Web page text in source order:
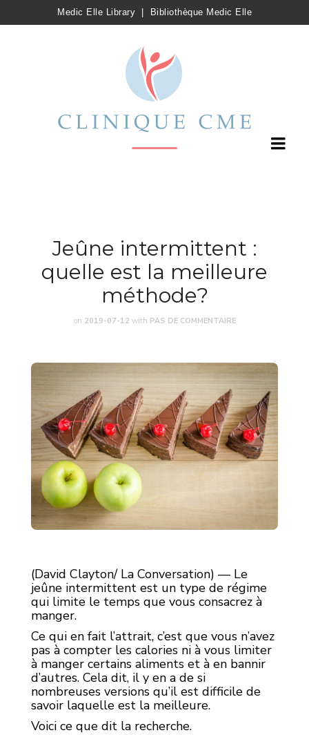
Medic Elle Library Bibliothèque Medic Elle
Jeûne intermittent :
quelle est la meilleure
méthode?
on 2019-07-12 with PAS DE COMMENTAIRE
(David Clayton/ La Conversation) — Le
jeûne intermittent est un type de régime
qui limite le temps que vous consacrez à
manger.
Ce qui en fait l’attrait, c’est que vous n’avez
pas à compter les calories ni à vous limiter
à manger certains aliments et à en bannir
d’autres. Cela dit, il y en a de si
nombreuses versions qu’il est difficile de
savoir laquelle est la meilleure.
Voici ce que dit la recherche.